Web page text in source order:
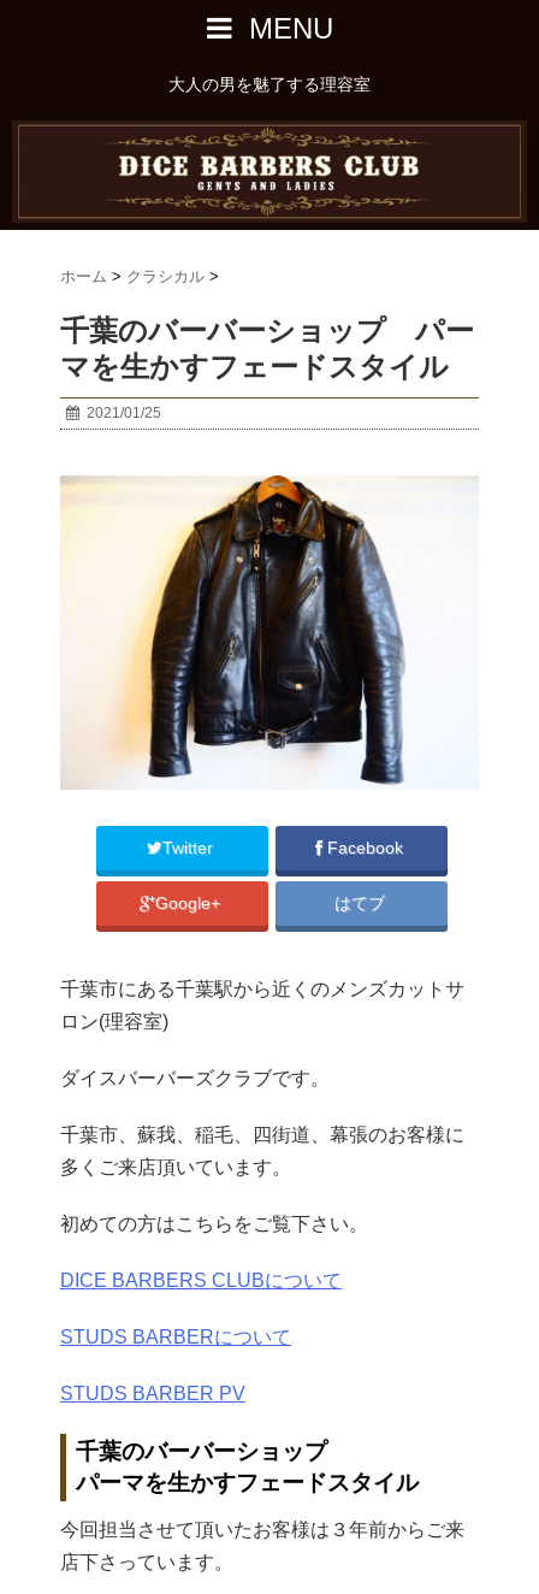
MENU
大人の男を魅了する理容室
ホーム > クラシカル >
千葉のバーバーショップ パー
マを生かすフェードスタイル
2021/01/25
Twitter Facebook
Google+ はてブ
千葉市にある千葉駅から近くのメンズカットサ
ロン(理容室)
ダイスバーバーズクラブです。
千葉市、蘇我、稲毛、四街道、幕張のお客様に
多くご来店頂いています。
初めての方はこちらをご覧下さい。
DICE BARBERS CLUBについて
STUDS BARBERについて
STUDS BARBER PV
千葉のバーバーショップ
パーマを生かすフェードスタイル
今回担当させて頂いたお客様は３年前からご来
店下さっています。